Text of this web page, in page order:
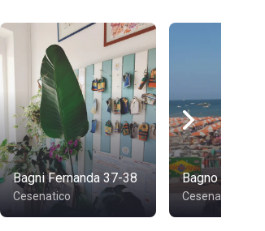
Bagni Fernanda 37-38
Cesenatico
Bagno Veneto
Cesenatico